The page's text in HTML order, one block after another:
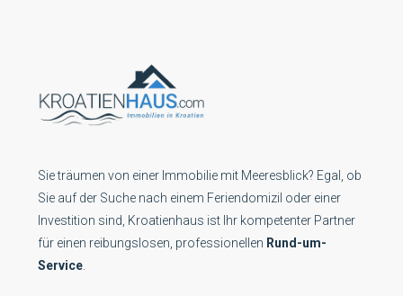
Sie träumen von einer Immobilie mit Meeresblick? Egal, ob
Sie auf der Suche nach einem Feriendomizil oder einer
Investition sind, Kroatienhaus ist Ihr kompetenter Partner
für einen reibungslosen, professionellen Rund-um-
Service